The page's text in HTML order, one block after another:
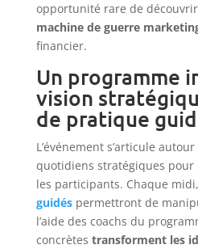
opportunité rare de découvrir
machine de guerre
financier.
Un programme
vision
de pratique
L’événement s’articule
quotidiens stratégiques pour
les participants. Chaque
guidéspermettront de
l’aide des coachs du
concrètes transforment les